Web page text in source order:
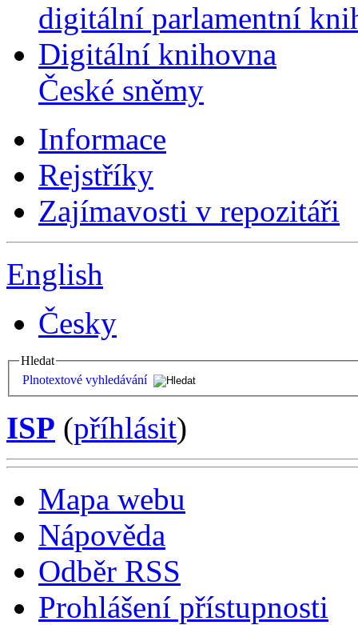
digitální parlamentní
Digitální knihovna
České sněmy
Informace
Rejstříky
Zajímavosti v repozitáři
English
Česky
Hledat
Plnotextové vyhledávání
ISP (příhlásit)
Mapa webu
Nápověda
Odběr RSS
Prohlášení přístupnosti